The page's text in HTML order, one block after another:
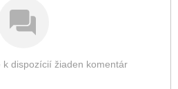
k dispozícií žiaden komentár